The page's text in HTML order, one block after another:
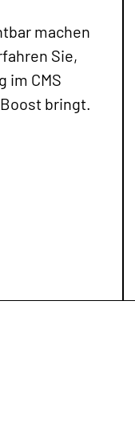
machen
Sie,
im CMS
bringt.